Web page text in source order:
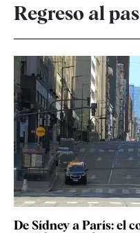
Regreso al
De Sídney a París: el